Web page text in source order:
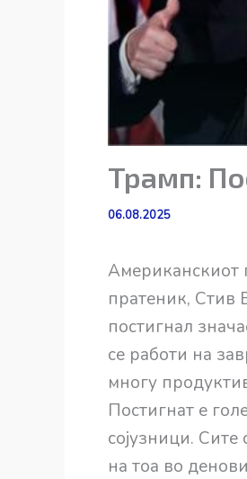
Трамп:
06.08.2025
Американскиот
пратеник, Стив
постигнал
се работи на
многу
Постигнат е
сојузници.
на тоа во